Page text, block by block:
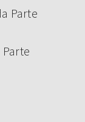
Parte
Parte